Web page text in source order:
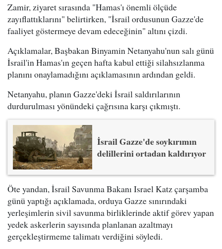
Zamir, ziyaret sırasında "Hamas'ı önemli ölçüde
zayıflattıklarını" belirtirken, "İsrail ordusunun Gazze'de
faaliyet göstermeye devam edeceğinin" altını çizdi.
Açıklamalar, Başbakan Binyamin Netanyahu'nun salı günü
İsrail'in Hamas'ın geçen hafta kabul ettiği silahsızlanma
planını onaylamadığını açıklamasının ardından geldi.
Netanyahu, planın Gazze'deki İsrail saldırılarının
durdurulması yönündeki çağrısına karşı çıkmıştı.
İsrail Gazze'de soykırımın
delillerini ortadan kaldırıyor
Öte yandan, İsrail Savunma Bakanı Israel Katz çarşamba
günü yaptığı açıklamada, orduya Gazze sınırındaki
yerleşimlerin sivil savunma birliklerinde aktif görev yapan
yedek askerlerin sayısında planlanan azaltmayı
gerçekleştirmeme talimatı verdiğini söyledi.